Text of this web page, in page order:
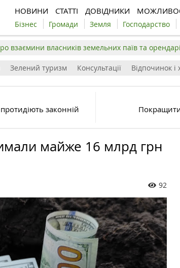
НОВИНИ СТАТТІ ДОВІДНИКИ
Бізнес Громади Земля Господарство
взаємини власників земельних паїв та
Зелений туризм Консультації Відпочинок і
законній
майже 16 млрд грн
92